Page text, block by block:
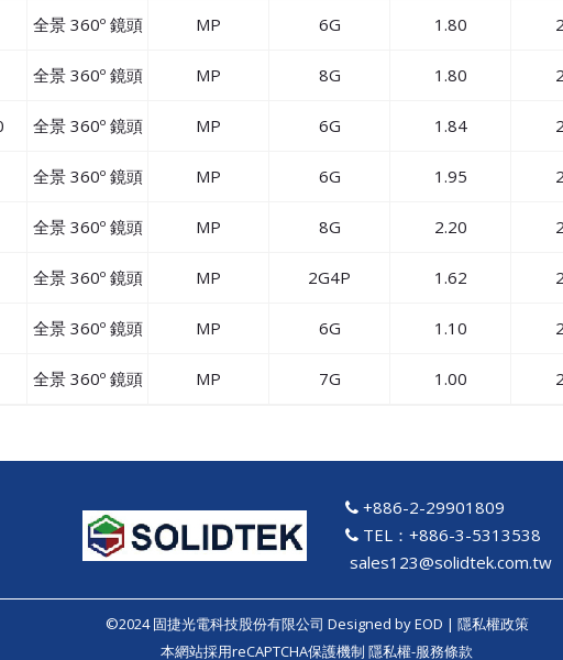
全景 360º 鏡頭 MP 6G 1.80
全景 360º 鏡頭 MP 8G 1.80
全景 360º 鏡頭 MP 6G 1.84
全景 360º 鏡頭 MP 6G 1.95
全景 360º 鏡頭 MP 8G 2.20
全景 360º 鏡頭 MP 2G4P 1.62
全景 360º 鏡頭 MP 6G 1.10
全景 360º 鏡頭 MP 7G 1.00
+886-2-29901809
TEL：+886-3-5313538
sales123@solidtek.com.tw
©2024 固捷光電科技股份有限公司 Designed byEOD | 隱私權政策
本網站採用reCAPTCHA保護機制 隱私權-服務條款